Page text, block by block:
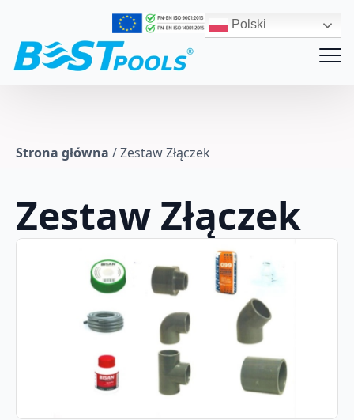
Polski
Strona główna /Zestaw Złączek
Zestaw Złączek